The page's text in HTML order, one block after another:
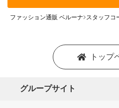
ファッション通販 ベルーナ スタッフコ
トップ
グループサイト